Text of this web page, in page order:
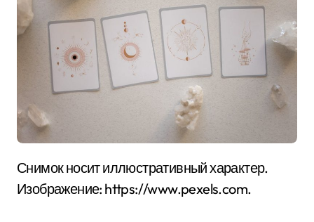
Снимок носит иллюстративный характер.
Изображение: https://www.pexels.com.